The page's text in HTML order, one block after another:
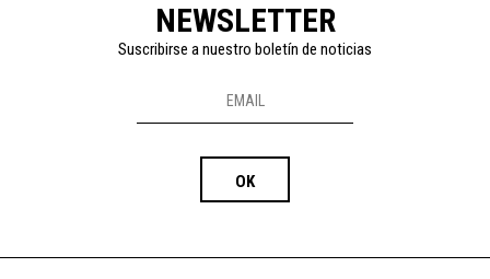
NEWSLETTER
Suscribirse a nuestro boletín de noticias